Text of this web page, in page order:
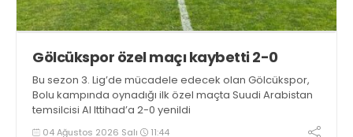
Gölcükspor özel maçı kaybetti 2-0
Bu sezon 3. Lig’de mücadele edecek olan Gölcükspor,
Bolu kampında oynadığı ilk özel maçta Suudi Arabistan
temsilcisi Al Ittihad’a 2-0 yenildi
04 Ağustos 2026 Salı 11:44